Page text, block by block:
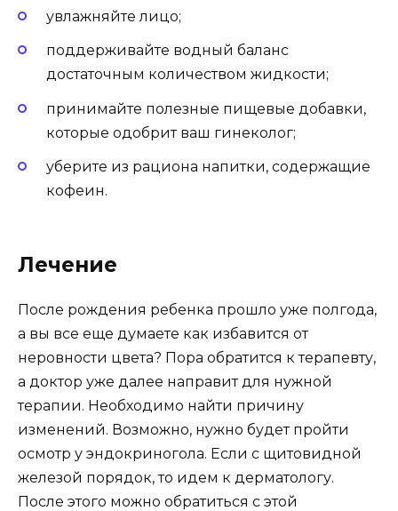
увлажняйте лицо;
поддерживайте водный баланс
достаточным количеством жидкости;
принимайте полезные пищевые добавки,
которые одобрит ваш гинеколог;
уберите из рациона напитки, содержащие
кофеин.
Лечение
После рождения ребенка прошло уже полгода,
а вы все еще думаете как избавится от
неровности цвета? Пора обратится к терапевту,
а доктор уже далее направит для нужной
терапии. Необходимо найти причину
изменений. Возможно, нужно будет пройти
осмотр у эндокриногола. Если с щитовидной
железой порядок, то идем к дерматологу.
После этого можно обратиться с этой